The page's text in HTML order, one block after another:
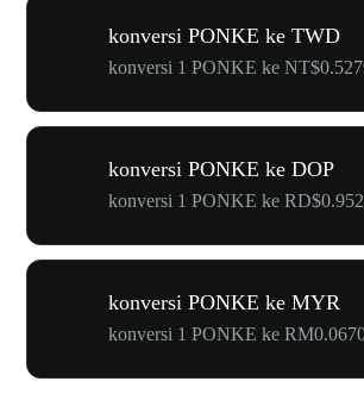
konversi PONKE ke TWD
konversi 1 PONKE ke
konversi PONKE ke DOP
konversi 1 PONKE ke
konversi PONKE ke MYR
konversi 1 PONKE ke